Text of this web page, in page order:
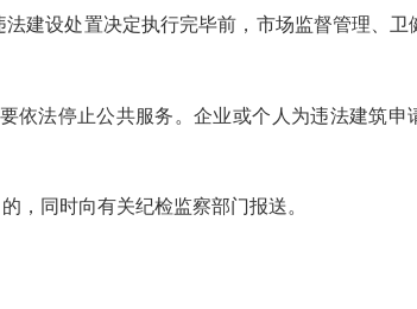
法建设处置决定执行完毕前， 市场监督管理、 卫
依法停止公共服务。企业或个人为违法建筑申
的，同时向有关纪检监察部门报送。